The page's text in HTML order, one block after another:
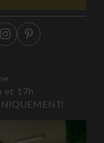
et 17h